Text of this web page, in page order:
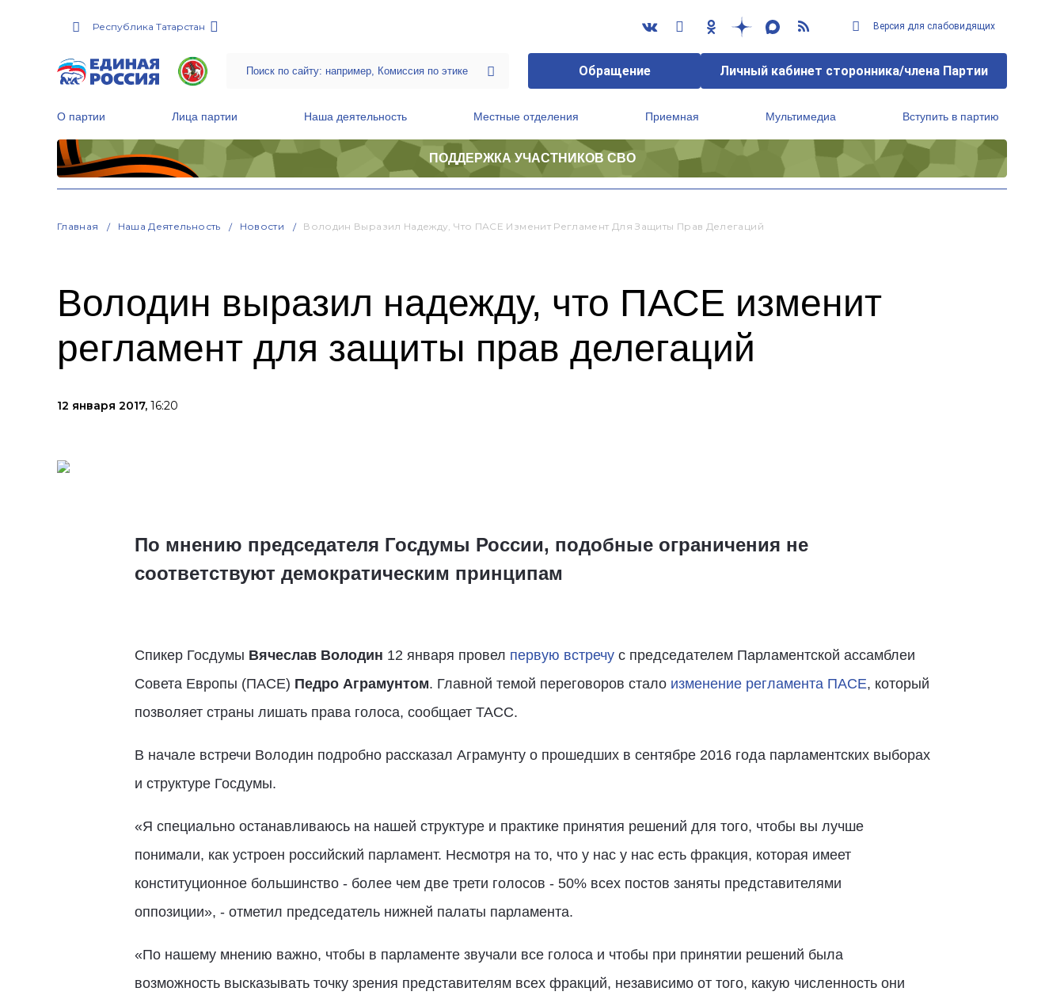
Республика Татарстан Версия для слабовидящих
Обращение Личный кабинет сторонника/члена Партии
О партии Лица партии Наша деятельность Местные отделения Приемная Мультимедиа Вступить в партию
ПОДДЕРЖКА УЧАСТНИКОВ СВО
Главная Наша Деятельность Новости Володин Выразил Надежду, Что ПАСЕ Изменит Регламент Для Защиты Прав Делегаций
Володин выразил надежду, что ПАСЕ изменит
регламент для защиты прав делегаций
12 января 2017, 16:20
По мнению председателя Госдумы России, подобные ограничения не
соответствуют демократическим принципам
Спикер Госдумы Вячеслав Володин 12 января провел первую встречус председателем Парламентской ассамблеи
Совета Европы (ПАСЕ) Педро Аграмунтом. Главной темой переговоров стало изменение регламента ПАСЕ, который
позволяет страны лишать права голоса, сообщает ТАСС.
В начале встречи Володин подробно рассказал Аграмунту о прошедших в сентябре 2016 года парламентских выборах
и структуре Госдумы.
«Я специально останавливаюсь на нашей структуре и практике принятия решений для того, чтобы вы лучше
понимали, как устроен российский парламент. Несмотря на то, что у нас у нас есть фракция, которая имеет
конституционное большинство - более чем две трети голосов - 50% всех постов заняты представителями
оппозиции», - отметил председатель нижней палаты парламента.
«По нашему мнению важно, чтобы в парламенте звучали все голоса и чтобы при принятии решений была
возможность высказывать точку зрения представителям всех фракций, независимо от того, какую численность они